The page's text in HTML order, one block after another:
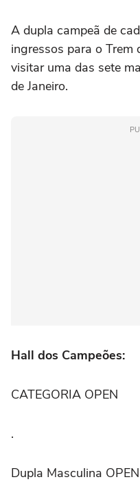
A dupla campeã de
ingressos para o Trem
visitar uma das sete
de Janeiro.
Hall dos Campeões:
CATEGORIA OPEN
.
Dupla Masculina OPEN